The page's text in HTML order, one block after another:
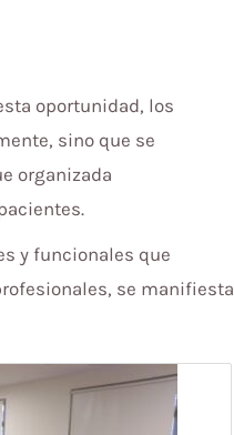
oportunidad, los
sino que se
organizada
y funcionales que
se manifiesta